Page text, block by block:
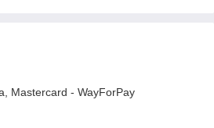
Mastercard - WayForPay